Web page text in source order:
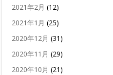
2021年2月 (12)
2021年1月 (25)
2020年12月 (31)
2020年11月 (29)
2020年10月 (21)